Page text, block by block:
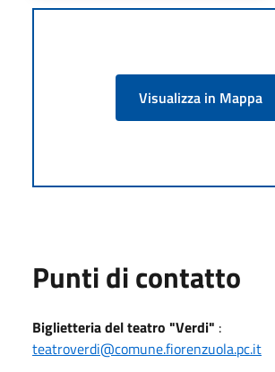
Visualizza in Mappa
Punti di contatto
Biglietteria del teatro "Verdi" :
teatroverdi@comune.fiorenzuola.pc.it